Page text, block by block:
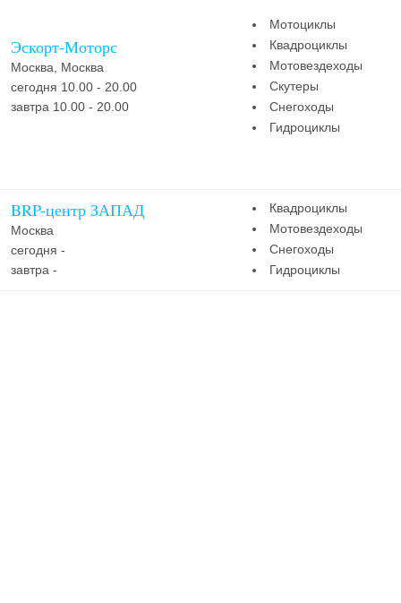
Эскорт-Моторс
Москва, Москва
сегодня 10.00 - 20.00
завтра 10.00 - 20.00
Мотоциклы
Квадроциклы
Мотовездеходы
Скутеры
Снегоходы
Гидроциклы
BRP-центр ЗАПАД
Москва
сегодня -
завтра -
Квадроциклы
Мотовездеходы
Снегоходы
Гидроциклы